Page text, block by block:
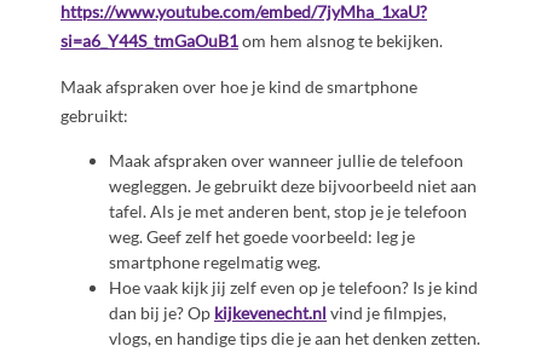
https://www.youtube.com/embed/7jyMha_1xaU?
si=a6_Y44S_tmGaOuB1om hem alsnog te bekijken.
Maak afspraken over hoe je kind de smartphone
gebruikt:
Maak afspraken over wanneer jullie de telefoon
wegleggen. Je gebruikt deze bijvoorbeeld niet aan
tafel. Als je met anderen bent, stop je je telefoon
weg. Geef zelf het goede voorbeeld: leg je
smartphone regelmatig weg.
Hoe vaak kijk jij zelf even op je telefoon? Is je kind
dan bij je? Op kijkevenecht.nl vind je filmpjes,
vlogs, en handige tips die je aan het denken zetten.